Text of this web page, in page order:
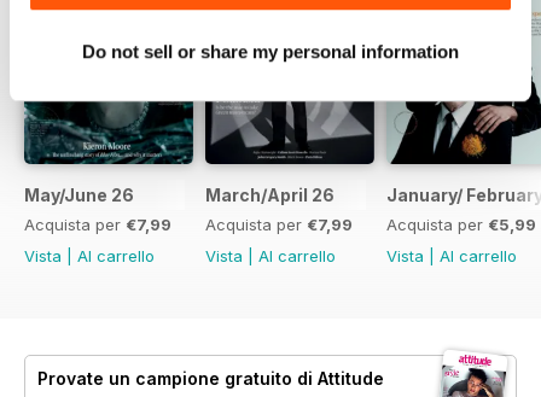
Do not sell or share my personal information
May/June 26
Acquista per €7,99
Vista
Al carrello
March/April 26
Acquista per €7,99
Vista
Al carrello
January/
Acquista per €5,99
Vista
Al carrello
Provate un campione gratuito di Attitude